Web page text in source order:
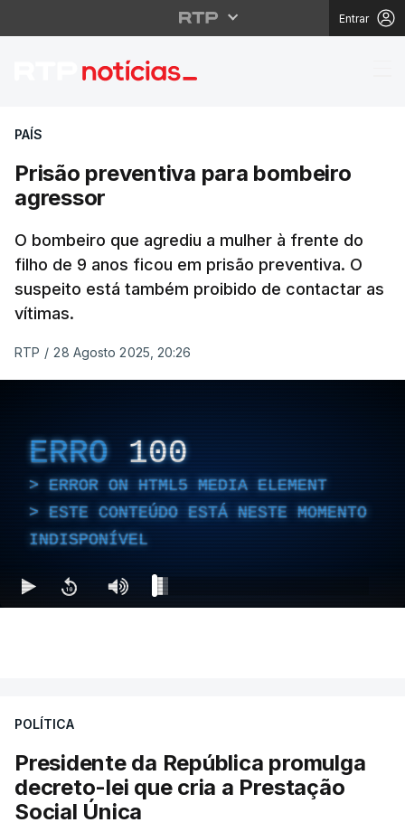
Entrar
Prisão preventiva
PAÍS
Prisão preventiva para bombeiro
agressor
O bombeiro que agrediu a mulher à frente do
filho de 9 anos ficou em prisão preventiva. O
suspeito está também proibido de contactar as
vítimas.
RTP / 28 Agosto 2025, 20:26
ERRO 100
ERROR ON HTML5 MEDIA ELEMENT
ESTE CONTEÚDO ESTÁ NESTE MOMENTO
INDISPONÍVEL
POLÍTICA
Presidente da República promulga
decreto-lei que cria a Prestação
Social Única